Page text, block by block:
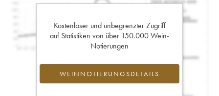
Kostenloser und unbegrenzter Zugriff
auf Statistiken von über 150.000 Wein-
Notierungen
WEINNOTIERUNGSDETAILS